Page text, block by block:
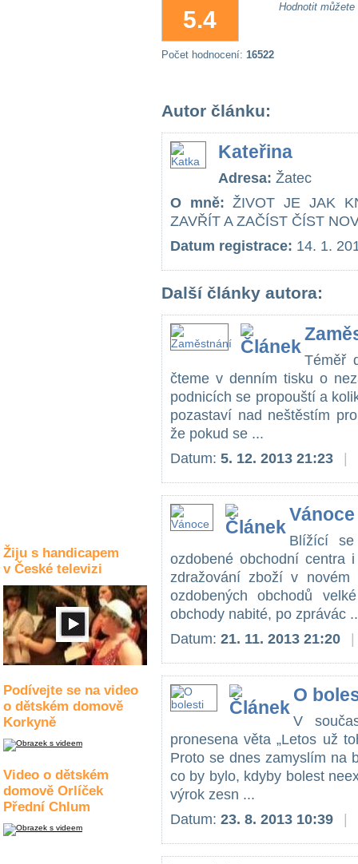
Žiju s handicapem
v České televizi
Podívejte se na video
o dětském domově
Korkyně
Video o dětském
domově Orlíček
Přední Chlum
5.4
Hodnotit
Počet hodnocení: 16522
Autor článku:
Kateřina
Adresa: Žatec
O mně: ŽIVOT JE JAK
ZAVŘÍT A ZAČÍST ČÍST
Datum registrace: 14. 1.
Další články autora:
Téměř
čteme v denním tisku o
podnicích se propouští a
pozastaví nad neštěstím
že pokud se ...
Datum: 5. 12. 2013 21:23
Vánoce
Blížící se
ozdobené obchodní centra
zdražování zboží v novém
ozdobených obchodů
obchody nabité, po zprávác
Datum: 21. 11. 2013 21:20
O
V
pronesena věta „Letos už
Proto se dnes zamyslím na
co by bylo, kdyby bolest
výrok zesn ...
Datum: 23. 8. 2013 10:39